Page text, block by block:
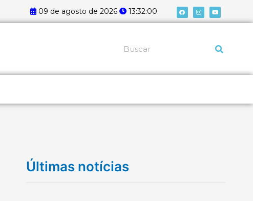
09 de agosto de 2026 13:32:01 F
a
c
e
I
n
s
t
Y
o
u
t
Pesquisar
Últimas notícias